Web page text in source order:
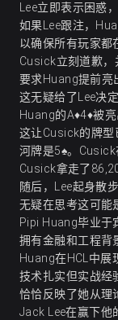
Lee立即表示困惑
如果Lee跟注，
以确保所有玩家都
Cusick立刻道歉，
要求Huang提前亮
这无疑给了Lee决
Huang的A♦4♦被
这让Cusick的牌型
河牌是5♠。Cusick
Cusick拿走了
随后，Lee起身散步
无疑在思考这可能
Pipi Huang毕业于
拥有金融和工程背
Huang在HCL中展
技术扎实但实战经
恰恰反映了她从理
Jack Lee在赢下他